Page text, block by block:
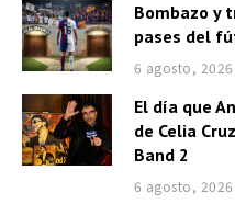
Bombazo y
pases del
6 agosto, 2026
El día que
de Celia
Band 2
6 agosto, 2026